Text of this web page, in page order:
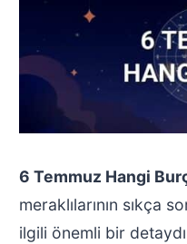
6 Temmuz Hangi
meraklılarının sıkça
ilgili önemli bir